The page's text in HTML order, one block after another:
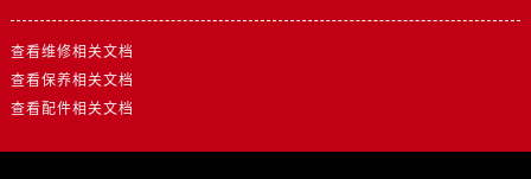
查看维修相关文档
查看保养相关文档
查看配件相关文档